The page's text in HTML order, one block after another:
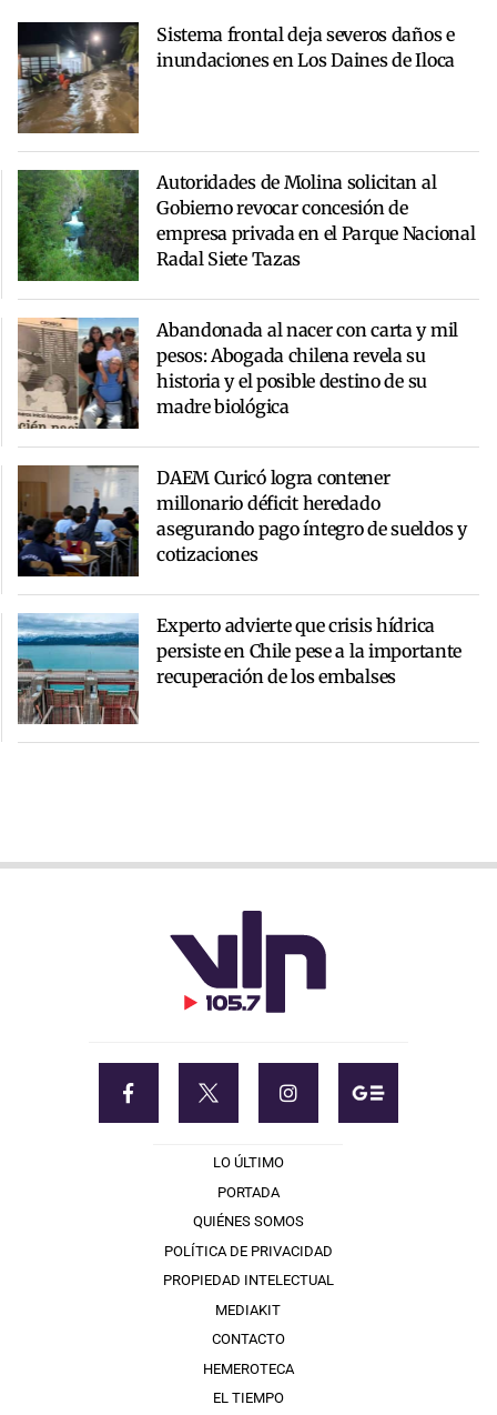
Sistema frontal deja severos daños e
inundaciones en Los Daines de Iloca
Autoridades de Molina solicitan al
Gobierno revocar concesión de
empresa privada en el Parque Nacional
Radal Siete Tazas
Abandonada al nacer con carta y mil
pesos: Abogada chilena revela su
historia y el posible destino de su
madre biológica
DAEM Curicó logra contener
millonario déficit heredado
asegurando pago íntegro de sueldos y
cotizaciones
Experto advierte que crisis hídrica
persiste en Chile pese a la importante
recuperación de los embalses
LO ÚLTIMO
PORTADA
QUIÉNES SOMOS
POLÍTICA DE PRIVACIDAD
PROPIEDAD INTELECTUAL
MEDIAKIT
CONTACTO
HEMEROTECA
EL TIEMPO